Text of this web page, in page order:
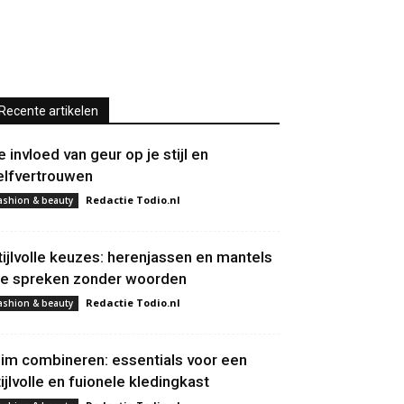
Recente artikelen
invloed van geur op je stijl en
& beauty Redactie Todio.nl
keuzes: herenjassen en mantels
spreken zonder woorden
& beauty Redactie Todio.nl
combineren: essentials voor een
en fuionele kledingkast